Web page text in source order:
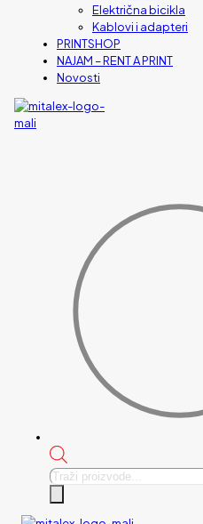
Električna bicikla
Kablovi i adapteri
PRINTSHOP
NAJAM – RENT A PRINT
Novosti
Products